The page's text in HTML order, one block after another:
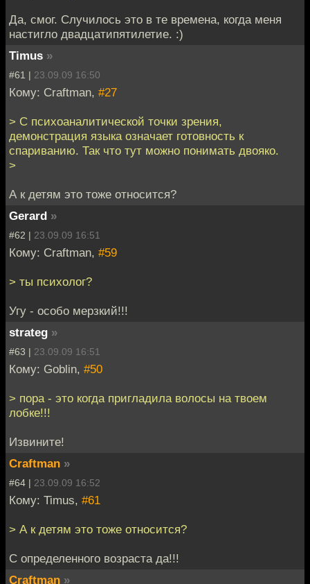
Да, смог. Случилось это в те времена, когда меня
настигло двадцатипятилетие. :)
Timus »
#61 | 23.09.09 16:50
Кому: Craftman, #27
> С психоаналитической точки зрения,
демонстрация языка означает готовность к
спариванию. Так что тут можно понимать двояко.
>
А к детям это тоже относится?
Gerard »
#62 | 23.09.09 16:51
Кому: Craftman, #59
> ты психолог?
Угу - особо мерзкий!!!
strateg »
#63 | 23.09.09 16:51
Кому: Goblin, #50
> пора - это когда пригладила волосы на твоем
лобке!!!
Извините!
Craftman »
#64 | 23.09.09 16:52
Кому: Timus, #61
> А к детям это тоже относится?
С определенного возраста да!!!
Craftman »